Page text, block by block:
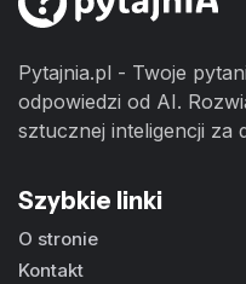
Pytajnia.pl - Twoje
odpowiedzi od AI.
sztucznej inteligencji za
Szybkie linki
O stronie
Kontakt